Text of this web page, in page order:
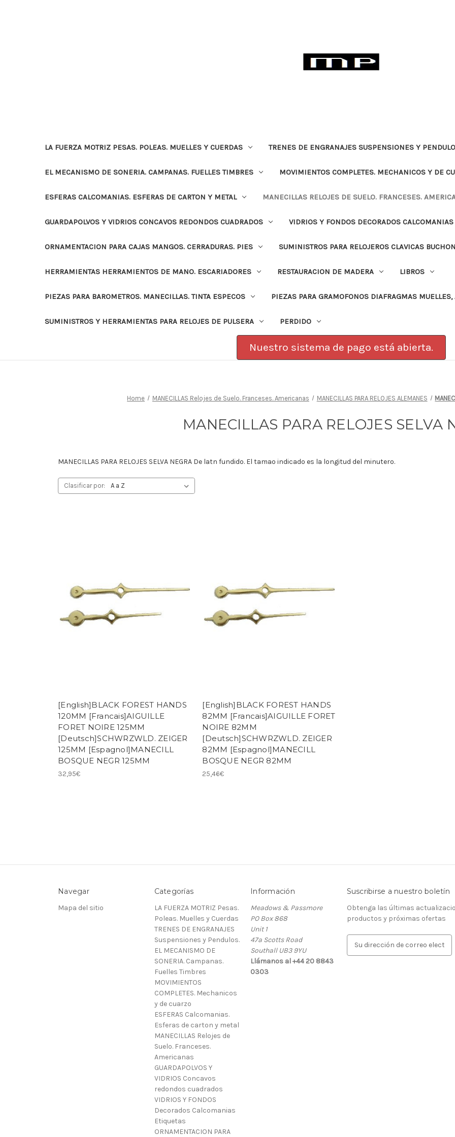
LA FUERZA MOTRIZ PESAS. POLEAS. MUELLES Y CUERDAS TRENES DE ENGRANAJES SUSPENSIONES Y
EL MECANISMO DE SONERIA. CAMPANAS. FUELLES TIMBRES MOVIMIENTOS COMPLETES. MECHANICOS Y DE
ESFERAS CALCOMANIAS. ESFERAS DE CARTON Y METAL MANECILLAS RELOJES DE SUELO. FRANCESES.
GUARDAPOLVOS Y VIDRIOS CONCAVOS REDONDOS CUADRADOS VIDRIOS Y FONDOS DECORADOS CALCOMANIAS
ORNAMENTACION PARA CAJAS MANGOS. CERRADURAS. PIES SUMINISTROS PARA RELOJEROS CLAVICAS
HERRAMIENTAS HERRAMIENTOS DE MANO. ESCARIADORES RESTAURACION DE MADERA LIBROS
PIEZAS PARA BAROMETROS. MANECILLAS. TINTA ESPECOS PIEZAS PARA GRAMOFONOS DIAFRAGMAS MUELLES,
SUMINISTROS Y HERRAMIENTAS PARA RELOJES DE PULSERA PERDIDO
Nuestro sistema de pago está abierta.
Home MANECILLAS Relojes de Suelo. Franceses. Americanas MANECILLAS PARA RELOJES ALEMANES
MANECILLAS PARA RELOJES SELVA
MANECILLAS PARA RELOJES SELVA NEGRA De latn fundido. El tamao indicado es la longitud del minutero.
Clasificar por:
[English]BLACK FOREST HANDS
120MM [Francais]AIGUILLE
FORET NOIRE 125MM
[Deutsch]SCHWRZWLD. ZEIGER
125MM [Espagnol]MANECILL
BOSQUE NEGR 125MM
32,95€
[English]BLACK FOREST HANDS
82MM [Francais]AIGUILLE FORET
NOIRE 82MM
[Deutsch]SCHWRZWLD. ZEIGER
82MM [Espagnol]MANECILL
BOSQUE NEGR 82MM
25,46€
Navegar
Mapa del sitio
Categorías
LA FUERZA MOTRIZ Pesas.
Poleas. Muelles y Cuerdas
TRENES DE ENGRANAJES
Suspensiones y Pendulos.
EL MECANISMO DE
SONERIA. Campanas.
Fuelles Timbres
MOVIMIENTOS
COMPLETES. Mechanicos
y de cuarzo
ESFERAS Calcomanias.
Esferas de carton y metal
MANECILLAS Relojes de
Suelo. Franceses.
Americanas
GUARDAPOLVOS Y
VIDRIOS Concavos
redondos cuadrados
VIDRIOS Y FONDOS
Decorados Calcomanias
Etiquetas
ORNAMENTACION PARA
Información
Meadows & Passmore
PO Box 868
Unit 1
47a Scotts Road
Southall UB3 9YU
Llámanos al +44 20 8843
0303
Suscribirse a nuestro boletín
Obtenga las últimas
productos y próximas ofertas